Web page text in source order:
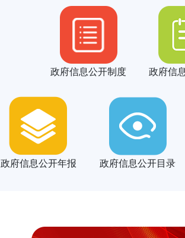
政府信息公开制度 政府信
政府信息公开年报 政府信息公开目录